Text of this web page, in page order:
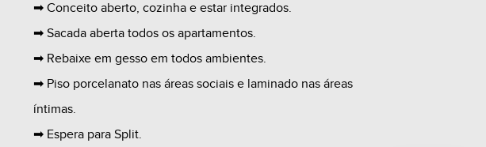
➡ Conceito aberto, cozinha e estar integrados.
➡ Sacada aberta todos os apartamentos.
➡ Rebaixe em gesso em todos ambientes.
➡ Piso porcelanato nas áreas sociais e laminado nas áreas
íntimas.
➡ Espera para Split.